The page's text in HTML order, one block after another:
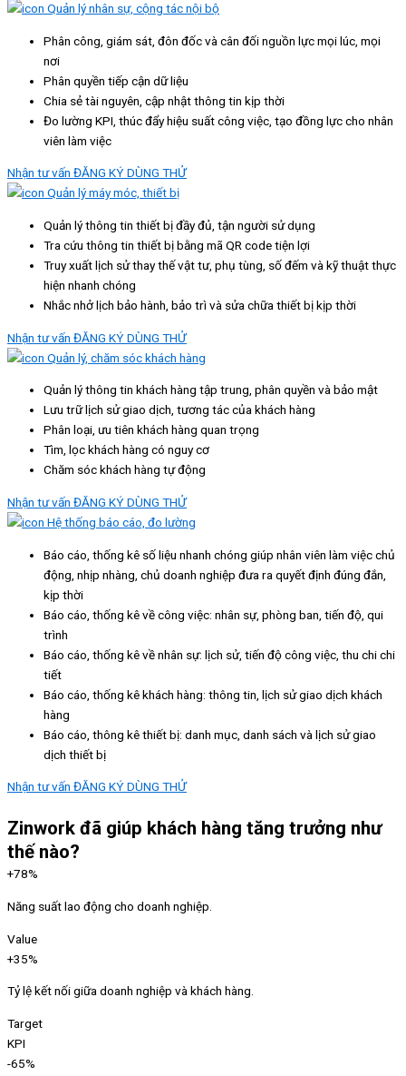
Quản lý nhân sự, cộng tác nội bộ
Phân công, giám sát, đôn đốc và cân đối nguồn lực mọi lúc, mọi
nơi
Phân quyền tiếp cận dữ liệu
Chia sẻ tài nguyên, cập nhật thông tin kịp thời
Đo lường KPI, thúc đẩy hiệu suất công việc, tạo đồng lực cho nhân
viên làm việc
Nhận tư vấn ĐĂNG KÝ DÙNG THỬ
Quản lý máy móc, thiết bị
Quản lý thông tin thiết bị đầy đủ, tận người sử dụng
Tra cứu thông tin thiết bị bằng mã QR code tiện lợi
Truy xuất lịch sử thay thế vật tư, phụ tùng, số đếm và kỹ thuật thực
hiện nhanh chóng
Nhắc nhở lịch bảo hành, bảo trì và sửa chữa thiết bị kịp thời
Nhận tư vấn ĐĂNG KÝ DÙNG THỬ
Quản lý, chăm sóc khách hàng
Quản lý thông tin khách hàng tập trung, phân quyền và bảo mật
Lưu trữ lịch sử giao dịch, tương tác của khách hàng
Phân loại, ưu tiên khách hàng quan trọng
Tìm, lọc khách hàng có nguy cơ
Chăm sóc khách hàng tự động
Nhận tư vấn ĐĂNG KÝ DÙNG THỬ
Hệ thống báo cáo, đo lường
Báo cáo, thống kê số liệu nhanh chóng giúp nhân viên làm việc chủ
động, nhịp nhàng, chủ doanh nghiệp đưa ra quyết định đúng đắn,
kịp thời
Báo cáo, thống kê về công việc: nhân sự, phòng ban, tiến độ, qui
trình
Báo cáo, thống kê về nhân sự: lịch sử, tiến độ công việc, thu chi chi
tiết
Báo cáo, thống kê khách hàng: thông tin, lịch sử giao dịch khách
hàng
Báo cáo, thông kê thiết bị: danh mục, danh sách và lịch sử giao
dịch thiết bị
Nhận tư vấn ĐĂNG KÝ DÙNG THỬ
Zinwork đã giúp khách hàng tăng trưởng như
thế nào?
+78%
Năng suất lao động cho doanh nghiệp.
Value
+35%
Tỷ lệ kết nối giữa doanh nghiệp và khách hàng.
Target
KPI
-65%